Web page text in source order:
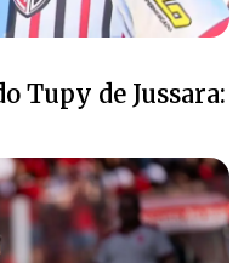
Tupy de Jussara: